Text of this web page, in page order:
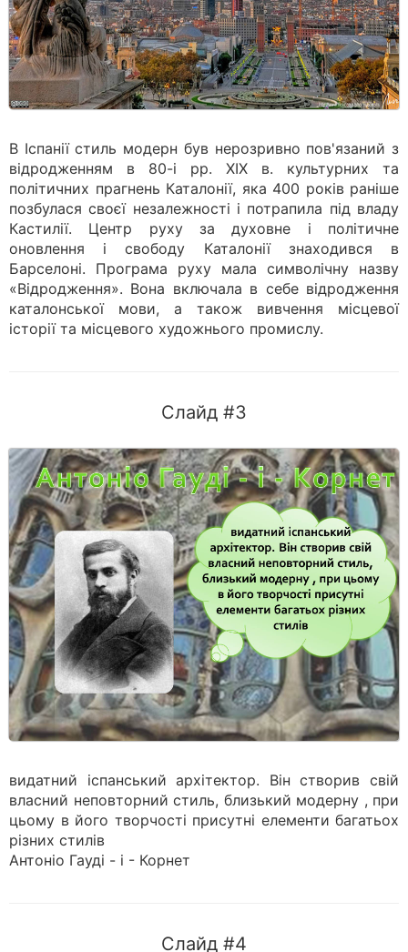
В Іспанії стиль модерн був нерозривно пов'язаний з
відродженням в 80-і рр. XIX в. культурних та
політичних прагнень Каталонії, яка 400 років раніше
позбулася своєї незалежності і потрапила під владу
Кастилії. Центр руху за духовне і політичне
оновлення і свободу Каталонії знаходився в
Барселоні. Програма руху мала символічну назву
«Відродження». Вона включала в себе відродження
каталонської мови, а також вивчення місцевої
історії та місцевого художнього промислу.
Слайд #3
видатний іспанський архітектор. Він створив свій
власний неповторний стиль, близький модерну , при
цьому в його творчості присутні елементи багатьох
різних стилів
Антоніо Гауді - і - Корнет
Слайд #4